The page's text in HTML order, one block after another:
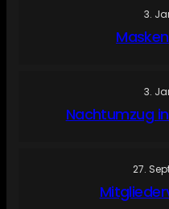
3.
3.
Nachtumzug
27.